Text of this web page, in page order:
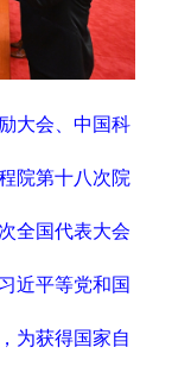
大会、中国科
院第十八次院
全国代表大会
近平等党和国
为获得国家自